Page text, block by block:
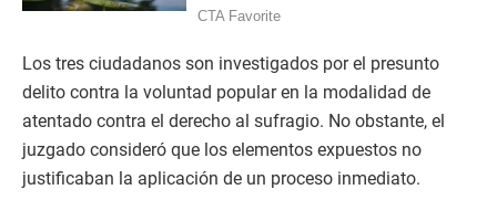
Los tres ciudadanos son investigados por el presunto
delito contra la voluntad popular en la modalidad de
atentado contra el derecho al sufragio. No obstante, el
juzgado consideró que los elementos expuestos no
justificaban la aplicación de un proceso inmediato.